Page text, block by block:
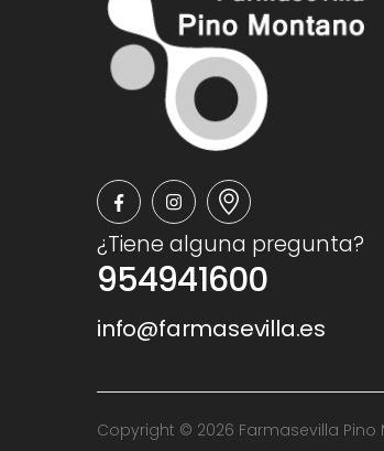
¿Tiene alguna pregunta?
954941600
info@farmasevilla.es
Copyright © 2026 Farmasevilla Pino